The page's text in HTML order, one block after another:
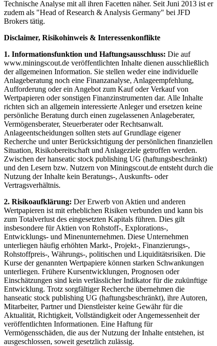
Technische Analyse mit all ihren Facetten näher. Seit Juni 2013 ist er
zudem als "Head of Research & Analysis Germany" bei JFD
Brokers tätig.
Disclaimer, Risikohinweis & Interessenkonflikte
1. Informationsfunktion und Haftungsausschluss: Die auf
www.miningscout.de veröffentlichten Inhalte dienen ausschließlich
der allgemeinen Information. Sie stellen weder eine individuelle
Anlageberatung noch eine Finanzanalyse, Anlageempfehlung,
Aufforderung oder ein Angebot zum Kauf oder Verkauf von
Wertpapieren oder sonstigen Finanzinstrumenten dar. Alle Inhalte
richten sich an allgemein interessierte Anleger und ersetzen keine
persönliche Beratung durch einen zugelassenen Anlageberater,
Vermögensberater, Steuerberater oder Rechtsanwalt.
Anlageentscheidungen sollten stets auf Grundlage eigener
Recherche und unter Berücksichtigung der persönlichen finanziellen
Situation, Risikobereitschaft und Anlageziele getroffen werden.
Zwischen der hanseatic stock publishing UG (haftungsbeschränkt)
und den Lesern bzw. Nutzern von Miningscout.de entsteht durch die
Nutzung der Inhalte kein Beratungs-, Auskunfts- oder
Vertragsverhältnis.
2. Risikoaufklärung: Der Erwerb von Aktien und anderen
Wertpapieren ist mit erheblichen Risiken verbunden und kann bis
zum Totalverlust des eingesetzten Kapitals führen. Dies gilt
insbesondere für Aktien von Rohstoff-, Explorations-,
Entwicklungs- und Minenunternehmen. Diese Unternehmen
unterliegen häufig erhöhten Markt-, Projekt-, Finanzierungs-,
Rohstoffpreis-, Währungs-, politischen und Liquiditätsrisiken. Die
Kurse der genannten Wertpapiere können starken Schwankungen
unterliegen. Frühere Kursentwicklungen, Prognosen oder
Einschätzungen sind kein verlässlicher Indikator für die zukünftige
Entwicklung. Trotz sorgfältiger Recherche übernehmen die
hanseatic stock publishing UG (haftungsbeschränkt), ihre Autoren,
Mitarbeiter, Partner und Dienstleister keine Gewähr für die
Aktualität, Richtigkeit, Vollständigkeit oder Angemessenheit der
veröffentlichten Informationen. Eine Haftung für
Vermögensschäden, die aus der Nutzung der Inhalte entstehen, ist
ausgeschlossen, soweit gesetzlich zulässig.